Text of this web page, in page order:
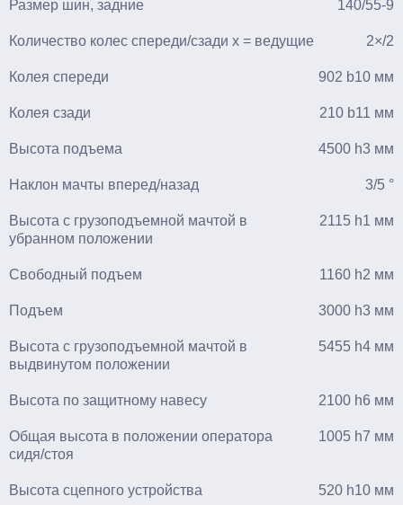
Размер шин, задние 140/55-9
Количество колес спереди/сзади x = ведущие 2×/2
Колея спереди 902 b10 мм
Колея сзади 210 b11 мм
Высота подъема 4500 h3 мм
Наклон мачты вперед/назад 3/5 °
Высота с грузоподъемной мачтой в
убранном положении
2115 h1 мм
Свободный подъем 1160 h2 мм
Подъем 3000 h3 мм
Высота с грузоподъемной мачтой в
выдвинутом положении
5455 h4 мм
Высота по защитному навесу 2100 h6 мм
Общая высота в положении оператора
сидя/стоя
1005 h7 мм
Высота сцепного устройства 520 h10 мм